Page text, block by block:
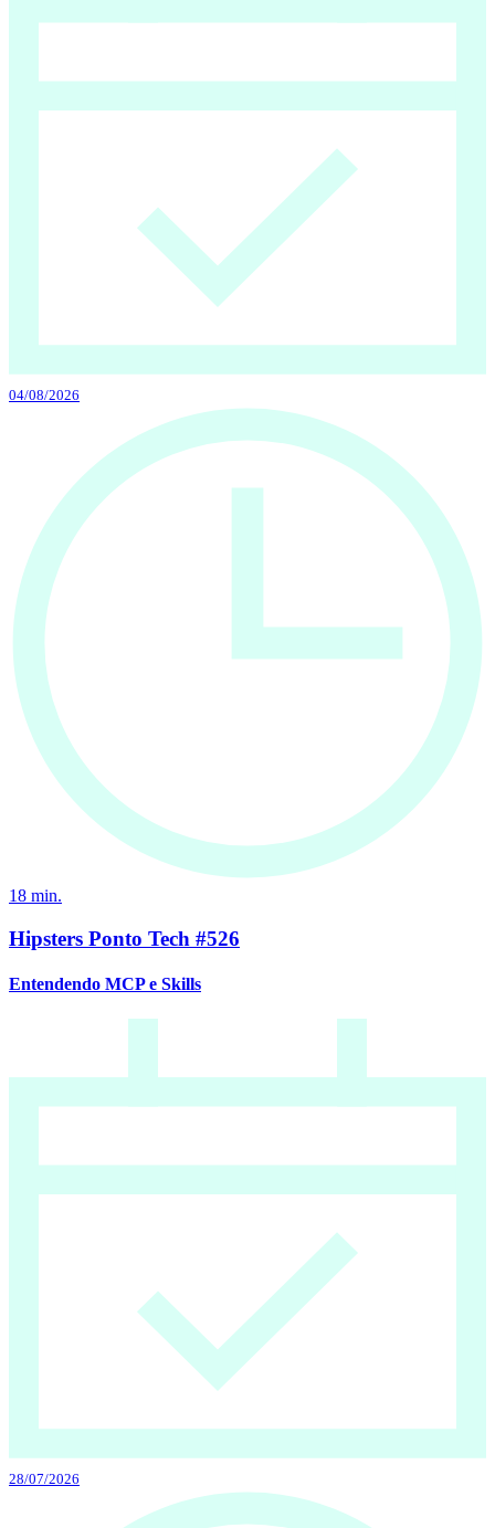
04/08/2026
18 min.
Hipsters Ponto Tech #526
Entendendo MCP e Skills
28/07/2026